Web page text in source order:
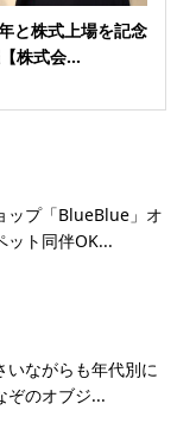
と株式上場を記念
株式会...
ップ「BlueBlue」オ
ト同伴OK...
いながらも年代別に
ぞのオブジ...